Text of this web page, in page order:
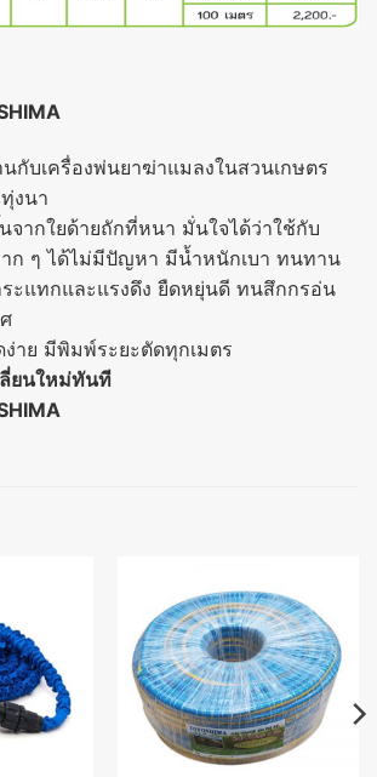
นกับเครื่องพ่นยาฆ่าแมลงในสวนเกษตร
งนา
จากใยด้ายถักที่หนา มั่นใจได้ว่าใช้กับ
าก ๆ ได้ไม่มีปัญหา มีน้ำหนักเบา ทนทาน
ะแทกและแรงดึง ยืดหยุ่นดี ทนสึกกรอ่น
าย มีพิมพ์ระยะตัดทุกเมตร
ยนใหม่ทันที